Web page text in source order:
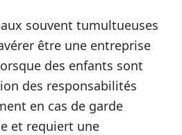
souvent tumultueuses
être une entreprise
des enfants sont
des responsabilités
en cas de garde
et requiert une